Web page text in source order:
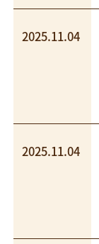
2025.11.04
2025.11.04